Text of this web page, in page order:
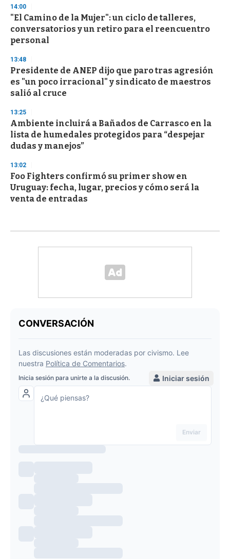
14:00
"El Camino de la Mujer": un ciclo de talleres,
conversatorios y un retiro para el reencuentro
personal
13:48
Presidente de ANEP dijo que paro tras agresión
es "un poco irracional" y sindicato de maestros
salió al cruce
13:25
Ambiente incluirá a Bañados de Carrasco en la
lista de humedales protegidos para “despejar
dudas y manejos”
13:02
Foo Fighters confirmó su primer show en
Uruguay: fecha, lugar, precios y cómo será la
venta de entradas